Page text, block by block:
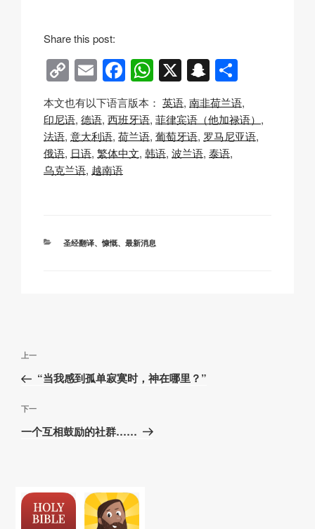
Share this post:
C
o
p
y
Li
n
E
m
ail
F
a
c
e
b
W
h
at
s
A
X S
n
a
p
c
享
本文也有以下语言版本： 英语 南非荷兰语
印尼语 德语 西班牙语 菲律宾语（他加禄语）
法语 意大利语 荷兰语 葡萄牙语 罗马尼亚语
俄语 日语 繁体中文 韩语 波兰语 泰语
乌克兰语 越南语
分
圣经翻译、慷慨、 最新消息
文
导
航
上
一
文
上一
“当我感到孤单寂寞时，神在哪里？”
下
一
下一
一个互相鼓励的社群……